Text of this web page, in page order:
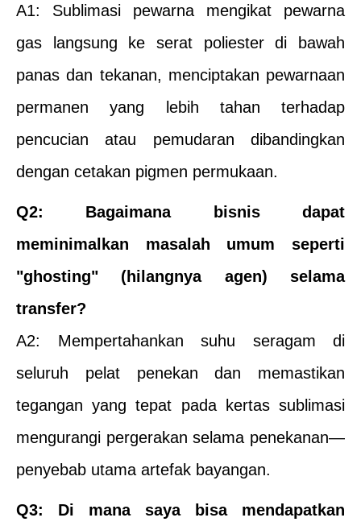
A1: Sublimasi pewarna mengikat pewarna
gas langsung ke serat poliester di bawah
panas dan tekanan, menciptakan pewarnaan
permanen yang lebih tahan terhadap
pencucian atau pemudaran dibandingkan
dengan cetakan pigmen permukaan.
Q2: Bagaimana bisnis dapat
meminimalkan masalah umum seperti
"ghosting" (hilangnya agen) selama
transfer?
A2: Mempertahankan suhu seragam di
seluruh pelat penekan dan memastikan
tegangan yang tepat pada kertas sublimasi
mengurangi pergerakan selama penekanan—
penyebab utama artefak bayangan.
Q3: Di mana saya bisa mendapatkan